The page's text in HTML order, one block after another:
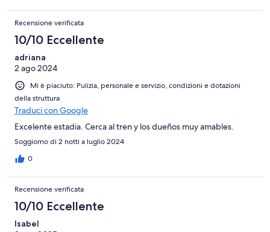
Recensione verificata
10/10 Eccellente
adriana
2 ago 2024
Mi è piaciuto: Pulizia, personale e servizio, condizioni e dotazioni
della struttura
Traduci con Google
Excelente estadia. Cerca al tren y los dueños muy amables.
Soggiorno di 2 notti a luglio 2024
0
Recensione verificata
10/10 Eccellente
Isabel